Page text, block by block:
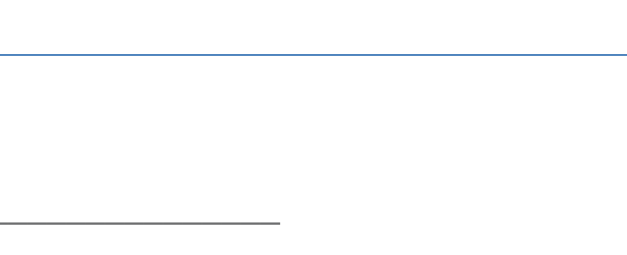
り】――――――――――――――――